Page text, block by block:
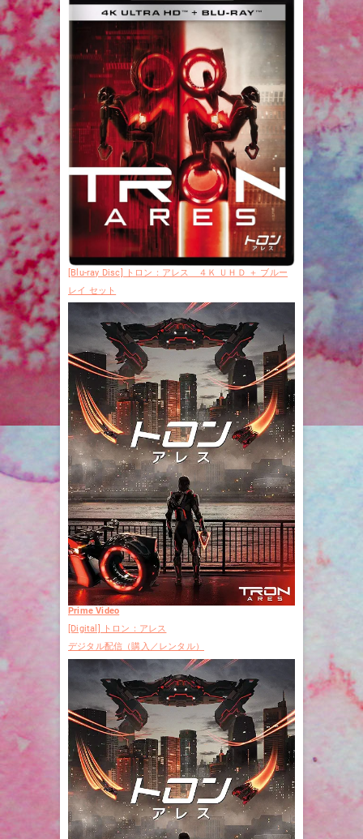
[Blu-ray Disc] トロン：アレス ４Ｋ ＵＨＤ ＋ ブルー
レイ セット
Prime Video
[Digital] トロン：アレス
デジタル配信（購入／レンタル）